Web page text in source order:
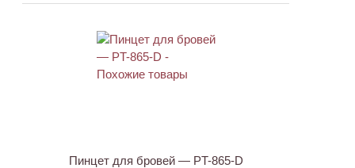
Пинцет для бровей — PT-865-D